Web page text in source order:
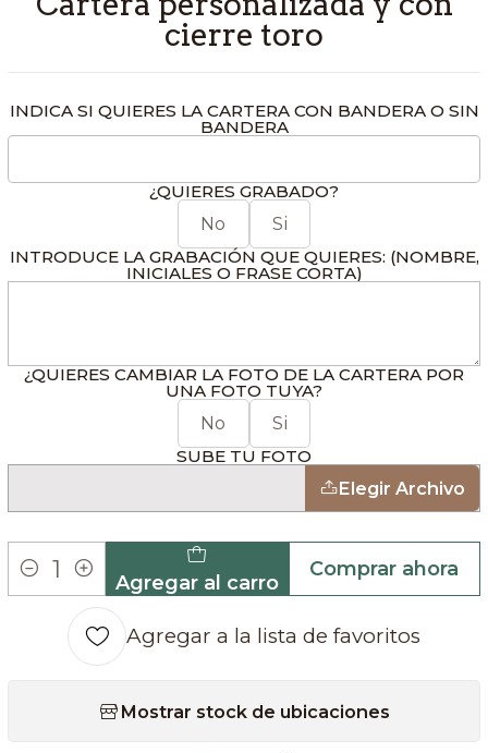
cierre toro
INDICA SI QUIERES LA CARTERA CON BANDERA O SIN
BANDERA
¿QUIERES GRABADO?
No Si
INTRODUCE LA GRABACIÓN QUE QUIERES: (NOMBRE,
INICIALES O FRASE CORTA)
¿QUIERES CAMBIAR LA FOTO DE LA CARTERA POR
UNA FOTO TUYA?
No Si
SUBE TU FOTO
Elegir Archivo
Cantidad Agregar al carro
Comprar ahora
Agregar a la lista de favoritos
Mostrar stock de ubicaciones